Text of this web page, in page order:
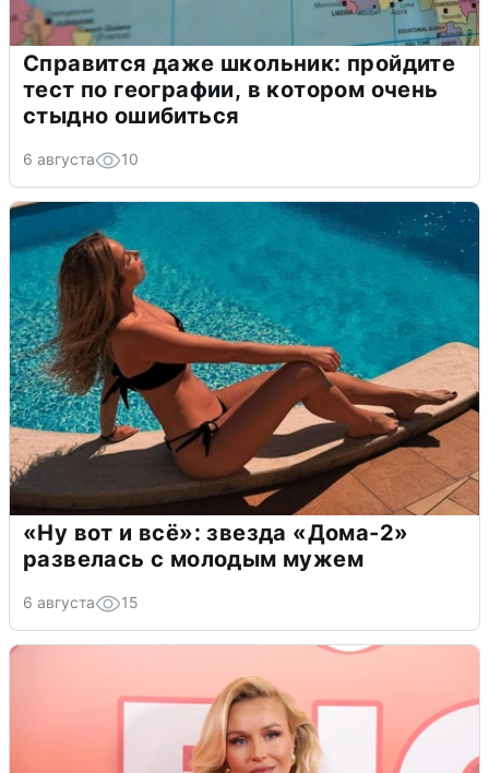
Справится даже школьник: пройдите
тест по географии, в котором очень
стыдно ошибиться
6 августа 10
«Ну вот и всё»: звезда «Дома-2»
развелась с молодым мужем
6 августа 15